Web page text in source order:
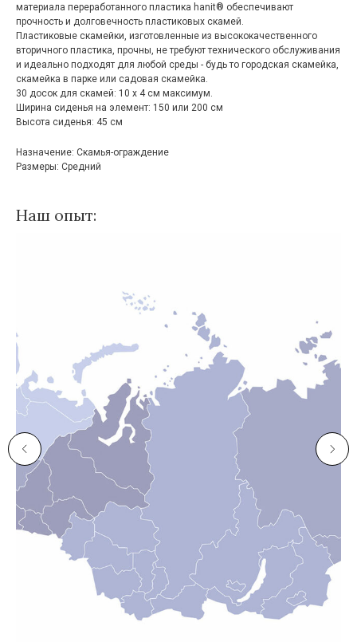
материала переработанного пластика hanit® обеспечивают
прочность и долговечность пластиковых скамей.
Пластиковые скамейки, изготовленные из высококачественного
вторичного пластика, прочны, не требуют технического обслуживания
и идеально подходят для любой среды - будь то городская скамейка,
скамейка в парке или садовая скамейка.
30 досок для скамей: 10 х 4 см максимум.
Ширина сиденья на элемент: 150 или 200 см
Высота сиденья: 45 см
Назначение: Скамья-ограждение
Размеры: Средний
Наш опыт: